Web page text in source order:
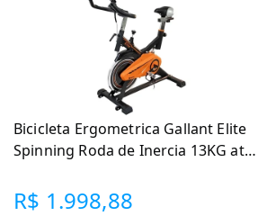
Bicicleta Ergometrica Gallant Elite
Spinning Roda de Inercia 13KG ate
R$ 1.998,88